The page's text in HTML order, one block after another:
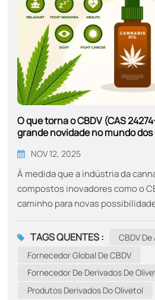
O que torna o CBDV (CAS
grande novidade no mundo
NOV 12, 2025
À medida que a indústria da
compostos inovadores como o
caminho para novas
considerar incorporá-lo à sua
canabidivarina, é um
encontrado nas plantas de
uma estrutura química
TAGS QUENTES :
CBDV
Fornecedor Global De CBDV
Fornecedor De Derivados De
Produtos Derivados Do Olivetol